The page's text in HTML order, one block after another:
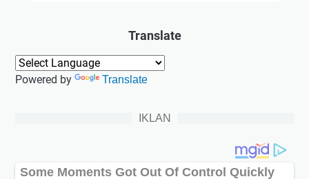
Translate
Powered by Translate
IKLAN